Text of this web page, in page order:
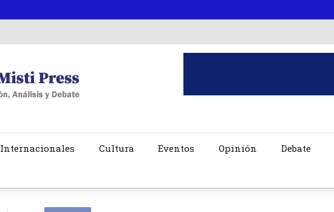
Internacionales Cultura Eventos Opinión Debate